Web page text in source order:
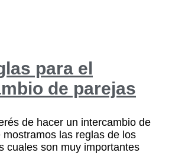
para el
de parejas
de hacer un intercambio de
mostramos las reglas de los
cuales son muy importantes